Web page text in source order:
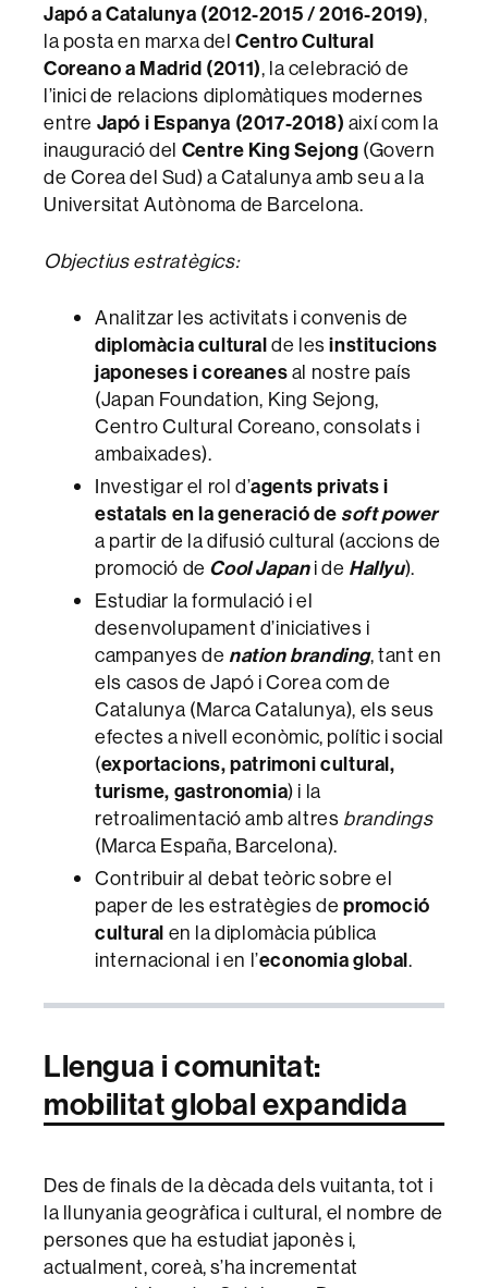
Japó a Catalunya (2012-2015 / 2016-2019),
la posta en marxa delCentro Cultural
Coreano a Madrid (2011), la celebració de
l’inici de relacions diplomàtiques modernes
entre Japó i Espanya (2017-2018) així com la
inauguració del Centre King Sejong (Govern
de Corea del Sud) a Catalunya amb seu a la
Universitat Autònoma de Barcelona.
Objectius estratègics:
Analitzar les activitats i convenis de
diplomàcia culturalde lesinstitucions
japoneses i coreanesal nostre país
(Japan Foundation, King Sejong,
Centro Cultural Coreano, consolats i
ambaixades).
Investigar el rol d’agents privats i
estatals en la generació de soft power
a partir de la difusió cultural (accions de
promoció de Cool Japan i de Hallyu).
Estudiar la formulació i el
desenvolupament d’iniciatives i
campanyes de nation branding, tant en
els casos de Japó i Corea com de
Catalunya (Marca Catalunya), els seus
efectes a nivell econòmic, polític i social
(exportacions, patrimoni cultural,
turisme, gastronomia) i la
retroalimentació amb altres brandings
(Marca España, Barcelona).
Contribuir al debat teòric sobre el
paper de les estratègies de promoció
cultural en la diplomàcia pública
internacional i en l’economia global.
Llengua i comunitat:
mobilitat global expandida
Des de finals de la dècada dels vuitanta, tot i
la llunyania geogràfica i cultural, el nombre de
persones que ha estudiat japonès i,
actualment, coreà, s’ha incrementat